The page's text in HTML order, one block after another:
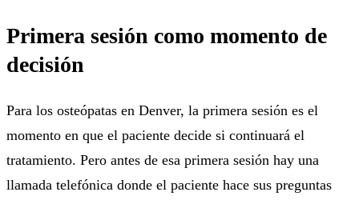
Primera sesión como momento de
decisión
Para los osteópatas en Denver, la primera sesión es el
momento en que el paciente decide si continuará el
tratamiento. Pero antes de esa primera sesión hay una
llamada telefónica donde el paciente hace sus preguntas